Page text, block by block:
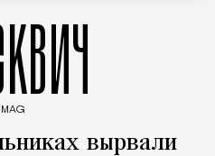
MAG
вырвали